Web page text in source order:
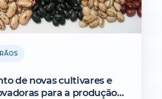
de novas cultivares e
para a produção